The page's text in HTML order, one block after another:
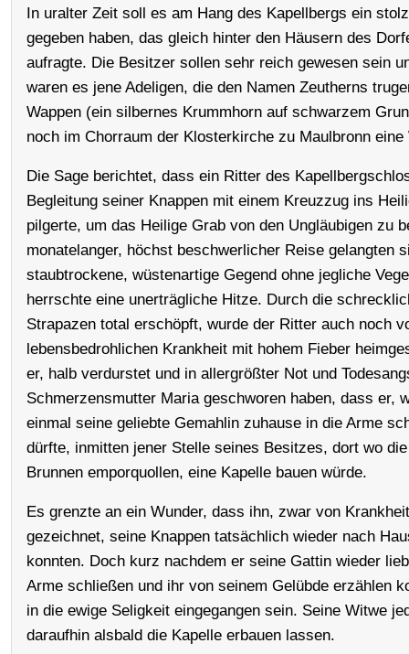
In uralter Zeit soll es am Hang des Kapellbergs ein
gegeben haben, das gleich hinter den Häusern des
aufragte. Die Besitzer sollen sehr reich gewesen sein
waren es jene Adeligen, die den Namen Zeutherns
Wappen (ein silbernes Krummhorn auf schwarzem
noch im Chorraum der Klosterkirche zu Maulbronn eine
Die Sage berichtet, dass ein Ritter des
Begleitung seiner Knappen mit einem Kreuzzug ins
pilgerte, um das Heilige Grab von den Ungläubigen zu
monatelanger, höchst beschwerlicher Reise gelangten
staubtrockene, wüstenartige Gegend ohne jegliche
herrschte eine unerträgliche Hitze. Durch die
Strapazen total erschöpft, wurde der Ritter auch noch
lebensbedrohlichen Krankheit mit hohem Fieber
er, halb verdurstet und in allergrößter Not und
Schmerzensmutter Maria geschworen haben, dass er,
einmal seine geliebte Gemahlin zuhause in die Arme
dürfte, inmitten jener Stelle seines Besitzes, dort wo
Brunnen emporquollen, eine Kapelle bauen würde.
Es grenzte an ein Wunder, dass ihn, zwar von
gezeichnet, seine Knappen tatsächlich wieder nach
konnten. Doch kurz nachdem er seine Gattin wieder
Arme schließen und ihr von seinem Gelübde erzählen
in die ewige Seligkeit eingegangen sein. Seine Witwe
daraufhin alsbald die Kapelle erbauen lassen.